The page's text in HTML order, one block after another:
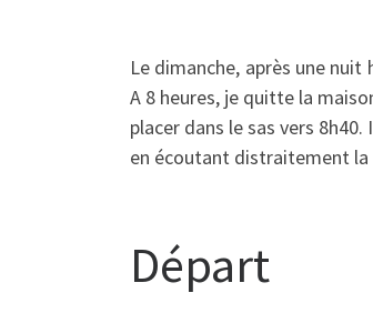
Le dimanche, après une
A 8 heures, je quitte la
placer dans le sas vers
en écoutant distraitement
Départ